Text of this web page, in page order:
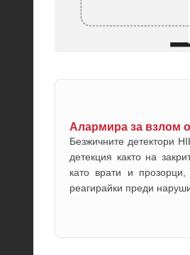
Алармира за взлом
Безжичните детектори
детекция както на
като врати и
реагирайки преди